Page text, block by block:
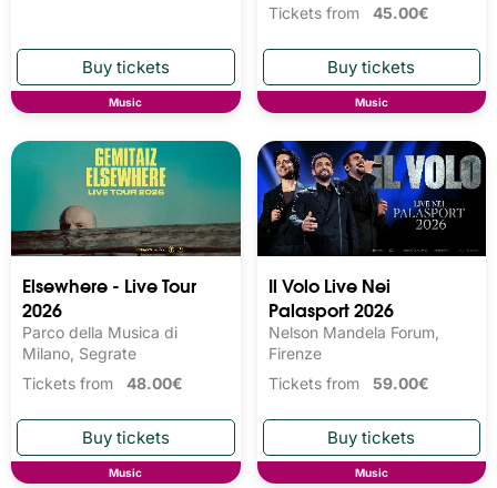
Music
Tickets from 45.00€
Music
Elsewhere - Live Tour
2026
Parco della Musica di
Milano, Segrate
Tickets from 48.00€
Music
Il Volo Live Nei
Palasport 2026
Nelson Mandela Forum,
Firenze
Tickets from 59.00€
Music